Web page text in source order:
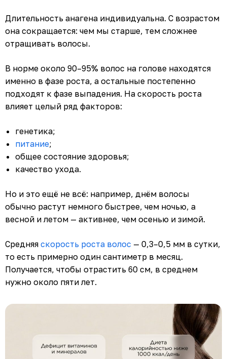
Длительность анагена индивидуальна. С возрастом
она сокращается: чем мы старше, тем сложнее
отращивать волосы.
В норме около 90–95% волос на голове находятся
именно в фазе роста, а остальные постепенно
подходят к фазе выпадения. На скорость роста
влияет целый ряд факторов:
генетика;
питание;
общее состояние здоровья;
качество ухода.
Но и это ещё не всё: например, днём волосы
обычно растут немного быстрее, чем ночью, а
весной и летом — активнее, чем осенью и зимой.
Средняя скорость роста волос — 0,3–0,5 мм в сутки,
то есть примерно один сантиметр в месяц.
Получается, чтобы отрастить 60 см, в среднем
нужно около пяти лет.